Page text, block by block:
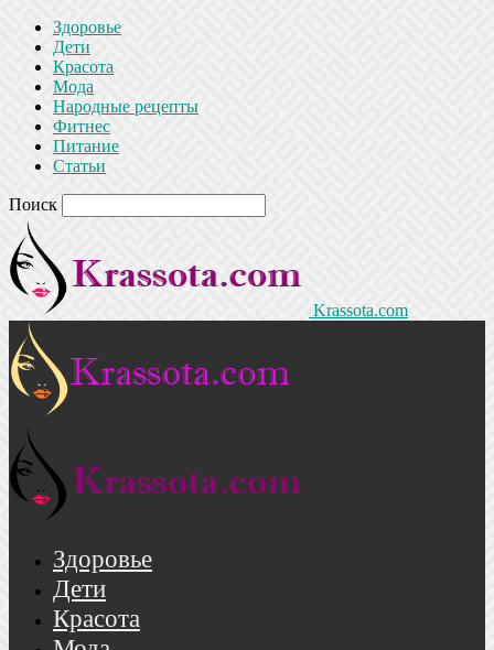
Здоровье
Дети
Красота
Мода
Народные рецепты
Фитнес
Питание
Статьи
Поиск
Krassota.com
Здоровье
Дети
Красота